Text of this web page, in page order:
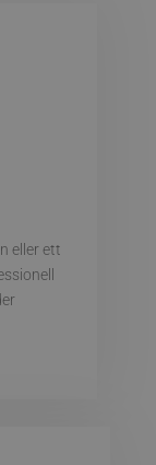
eller ett